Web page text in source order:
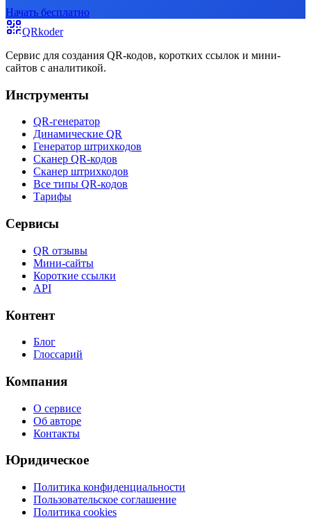
Начать бесплатно
QRkoder
Сервис для создания QR-кодов, коротких ссылок и мини-
сайтов с аналитикой.
Инструменты
QR-генератор
Динамические QR
Генератор штрихкодов
Сканер QR-кодов
Сканер штрихкодов
Все типы QR-кодов
Тарифы
Сервисы
QR отзывы
Мини-сайты
Короткие ссылки
API
Контент
Блог
Глоссарий
Компания
О сервисе
Об авторе
Контакты
Юридическое
Политика конфиденциальности
Пользовательское соглашение
Политика cookies